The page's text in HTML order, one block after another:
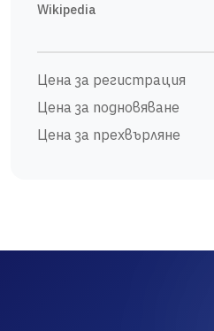
Wikipedia
Цена за регистрация
Цена за подновяване
Цена за прехвърляне